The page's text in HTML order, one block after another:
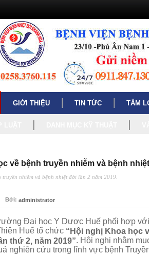
GIỚI THIỆU TIN TỨC TẤM
về bệnh truyền nhiễm và bệnh
nhiễm và bệnh nhiệt đới lần 2 năm 2019.
Bởi: administrator
Đại học Y Dược Huế phối hợp
Huế tổ chức “Hội nghị Khoa học
thứ 2, năm 2019”. Hội nghị nhằm
nghiên cứu trong lĩnh vực bệnh